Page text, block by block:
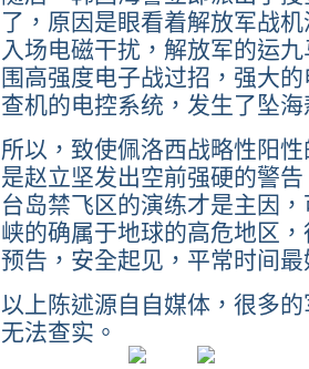
了，原因是眼看着解放军战
入场电磁干扰，解放军的运
围高强度电子战过招，强大
查机的电控系统，发生了坠
所以，致使佩洛西战略性阳
是赵立坚发出空前强硬的警
台岛禁飞区的演练才是主因
峡的确属于地球的高危地区
预告，安全起见，平常时间
以上陈述源自自媒体，很多
无法查实。